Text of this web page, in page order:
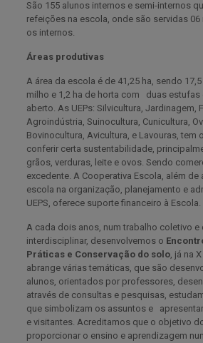
São 155 alunos internos e semi-internos
refeições na escola, onde são servidas
os internos.
Áreas produtivas
A área da escola é de 41,25 ha, sendo
milho e 1,2 ha de horta com duas estufas
aberto. As UEPs: Silvicultura, Jardinagem,
Agroindústria, Suinocultura, Cunicultura,
Bovinocultura, Avicultura, e Lavouras, tem
conferir certa sustentabilidade,
grãos, verduras, leite e ovos. Sendo
excedente. A Cooperativa Escola, além de
escola na organização, planejamento e
UEPS, oferece suporte financeiro à Escola.
A cada dois anos, num trabalho coletivo e
interdisciplinar, desenvolvemos o
Práticas e Conservação do solo, já na
abrange várias temáticas, que são
alunos, orientados por professores,
através de consultas e pesquisas,
que simbolizam os assuntos e
e visitantes. Acreditamos que o objetivo
proporcionar o ensino e aprendizagem